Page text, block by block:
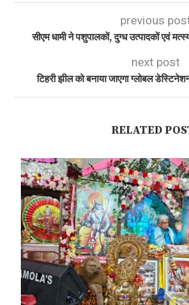
previous
सीएम धामी ने पशुपालकों, दुग्ध उत्पादकों एवं
next post
टिहरी झील को बनाया जाएगा ग्लोबल
RELATED